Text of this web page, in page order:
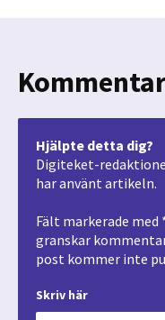
Hjälpte detta dig?
Digiteket-
har använt artikeln.
Fält markerade
granskar
post kommer inte
Skriv här